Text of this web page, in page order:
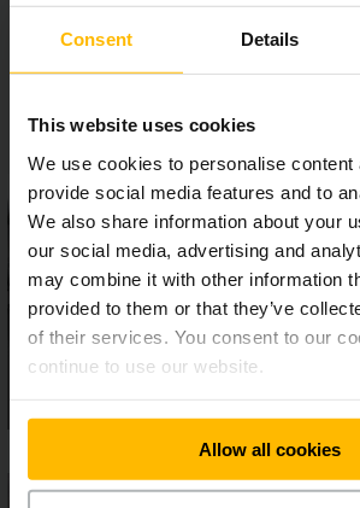
Consent Details
This website uses cookies
We use cookies to personalise content
provide social media features and to
We also share information about your
our social media, advertising and
may combine it with other information
provided to them or that they’ve
of their services. You consent to our
continue to use our website.
Allow all cookies